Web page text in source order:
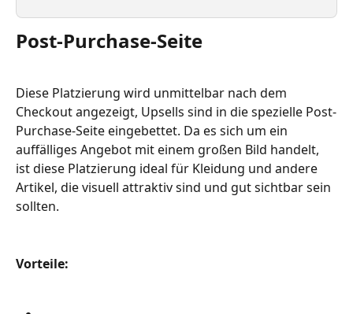
Post-Purchase-Seite
Diese Platzierung wird unmittelbar nach dem
Checkout angezeigt, Upsells sind in die spezielle Post-
Purchase-Seite eingebettet. Da es sich um ein
auffälliges Angebot mit einem großen Bild handelt,
ist diese Platzierung ideal für Kleidung und andere
Artikel, die visuell attraktiv sind und gut sichtbar sein
sollten.
Vorteile: